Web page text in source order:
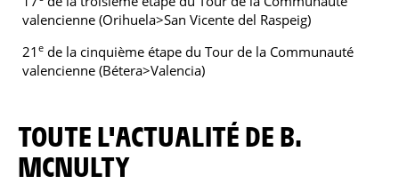
valencienne (Orihuela>San Vicente del Raspeig)
21 e de la cinquième étape du Tour de la Communauté
valencienne (Bétera>Valencia)
TOUTE L'ACTUALITÉ DE B.
MCNULTY